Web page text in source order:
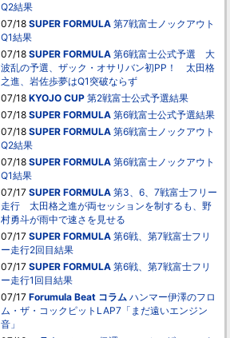
Q2結果
07/18 SUPER FORMULA 第7戦富士ノックアウト
Q1結果
07/18 SUPER FORMULA 第6戦富士公式予選 大
波乱の予選、ザック・オサリバン初PP！ 太田格
之進、岩佐歩夢はQ1突破ならず
07/18 KYOJO CUP 第2戦富士公式予選結果
07/18 SUPER FORMULA 第6戦富士公式予選結果
07/18 SUPER FORMULA 第6戦富士ノックアウト
Q2結果
07/18 SUPER FORMULA 第6戦富士ノックアウト
Q1結果
07/17 SUPER FORMULA 第3、6、7戦富士フリー
走行 太田格之進が両セッションを制するも、野
村勇斗が雨中で速さを見せる
07/17 SUPER FORMULA 第6戦、第7戦富士フリ
ー走行2回目結果
07/17 SUPER FORMULA 第6戦、第7戦富士フリ
ー走行1回目結果
07/17 Forumula Beat コラム ハンマー伊澤のフロ
ム・ザ・コックピットLAP7「まだ遠いエンジン
音」